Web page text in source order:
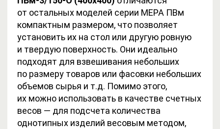
от остальных моделей серии МЕРА ПВм
компактным размером, что позволяет
установить их на стол или другую ровную
и твердую поверхность. Они идеально
подходят для взвешивания небольших
по размеру товаров или фасовки небольших
объемов сырья и т.д. Помимо этого,
их можно использовать в качестве счетных
весов — для подсчета количества
однотипных изделий весовым методом,